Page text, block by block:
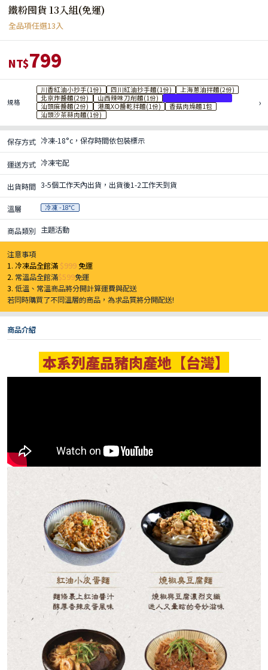
鐵粉囤貨 13入組(免運)
全品項任選13入
NT$799
規格
川香紅油小抄手(1份) 四川紅油抄手麵(1份)
上海蔥油拌麵(2份)
北京炸醬麵(2份)
山西辣味刀削麵(1份)
汕頭麻醬麵(2份)
港風XO醬乾拌麵(1份)
香菇肉燥麵1包
汕頭沙茶蒜肉麵(1份)
›
保存方式 冷凍-18°c，保存時間依包裝標示
運送方式 冷凍宅配
出貨時間 3-5個工作天內出貨，出貨後1-2工作天到貨
溫層 冷凍 -18°C
商品類別 主題活動
注意事項
1. 冷凍品全館滿 $999免運
2. 常溫品全館滿$599免運
3.低溫、常溫商品將分開計算運費與配送
若同時購買了不同溫層的商品，為求品質將分開配送!
商品介紹
本系列產品豬肉產地【台灣】